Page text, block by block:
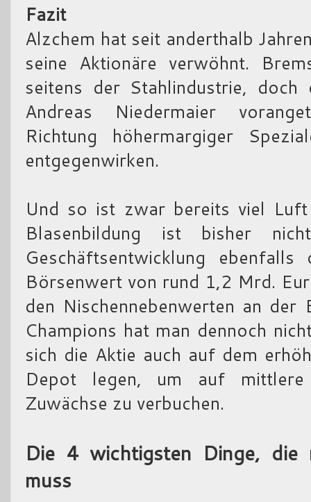
Fazit
Alzchem hat seit anderthalb
seine Aktionäre verwöhnt.
seitens der Stahlindustrie,
Andreas Niedermaier
Richtung höhermargiger
entgegenwirken.
Und so ist zwar bereits viel
Blasenbildung ist bisher
Geschäftsentwicklung
Börsenwert von rund 1,2 Mrd.
den Nischennebenwerten an
Champions hat man dennoch
sich die Aktie auch auf dem
Depot legen, um auf
Zuwächse zu verbuchen.
Die 4 wichtigsten Dinge, die
muss